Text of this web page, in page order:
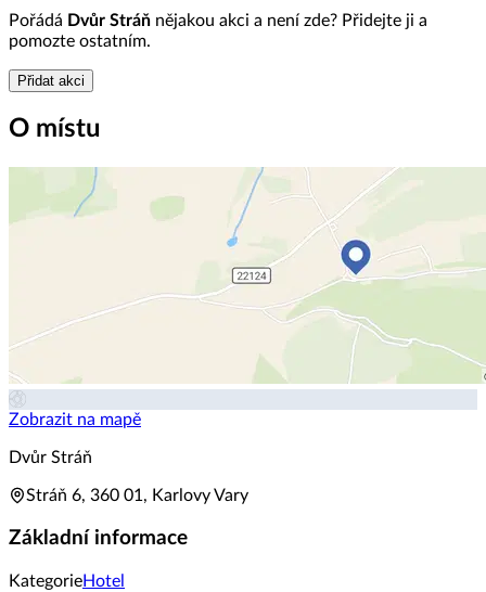
Pořádá Dvůr Stráň nějakou akci a není zde? Přidejte ji a
pomozte ostatním.
Přidat akci
O místu
Zobrazit na mapě
Dvůr Stráň
Stráň 6, 360 01, Karlovy Vary
Základní informace
KategorieHotel